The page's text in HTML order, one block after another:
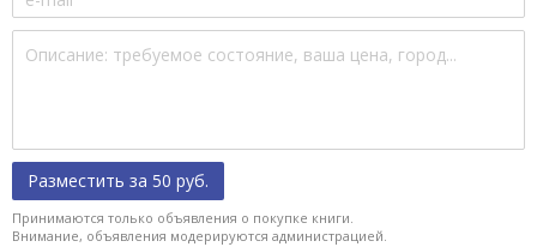
Разместить за 50 руб.
Принимаются только объявления о покупке книги.
Внимание, объявления модерируются администрацией.